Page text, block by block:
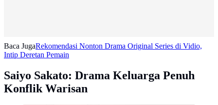
Baca JugaRekomendasi Nonton Drama Original Series di Vidio,
Intip Deretan Pemain
Saiyo Sakato: Drama Keluarga Penuh
Konflik Warisan